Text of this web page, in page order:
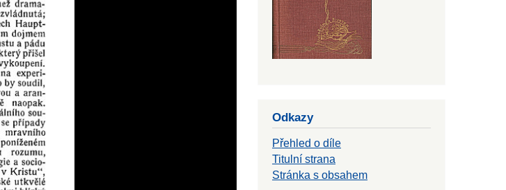
Odkazy
Přehled o díle
Titulní strana
Stránka s obsahem